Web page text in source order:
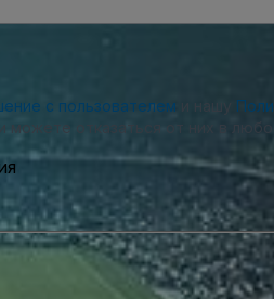
с пользователем
можете отказаться от них в